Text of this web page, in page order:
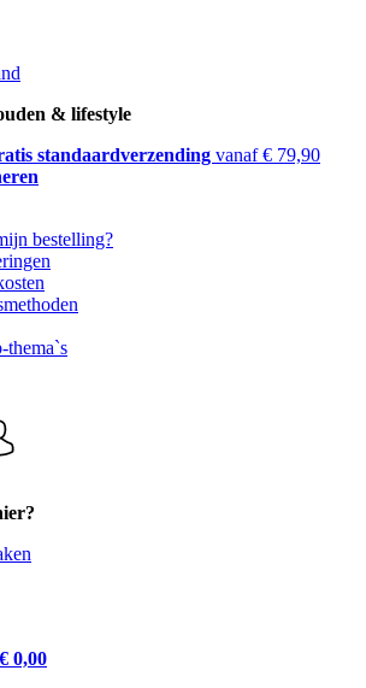
& lifestyle
standaardverzending vanaf € 79,90
bestelling?
thema`s
€ 0,00